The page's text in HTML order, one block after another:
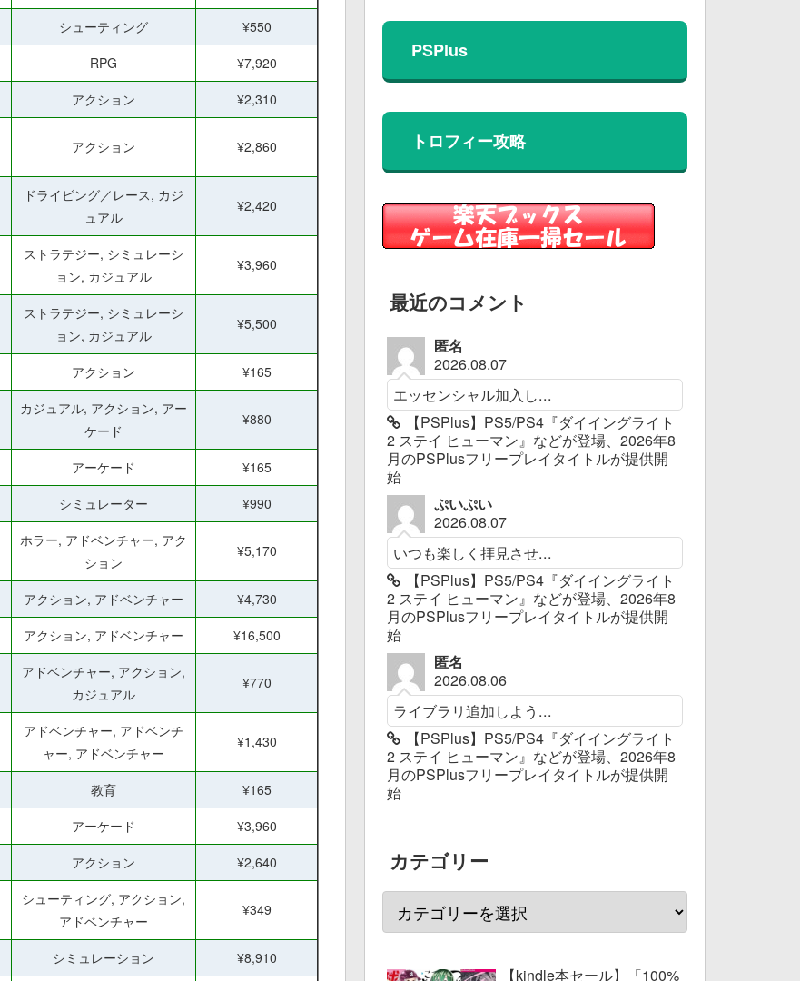
シューティング
¥550
RPG
¥7,920
アクション
¥2,310
アクション ¥2,860
ドライビング／レース, カジ
ュアル
¥2,420
ストラテジー, シミュレーシ
ョン, カジュアル
¥3,960
ストラテジー, シミュレーシ
ョン, カジュアル
¥5,500
アクション ¥165
カジュアル, アクション, アー
ケード
¥880
アーケード
¥165
シミュレーター ¥990
ホラー, アドベンチャー, アク
ション
¥5,170
アクション, アドベンチャー
¥4,730
アクション, アドベンチャー ¥16,500
アドベンチャー, アクション,
カジュアル
¥770
アドベンチャー, アドベンチ
ャー, アドベンチャー
¥1,430
教育
¥165
アーケード
¥3,960
アクション ¥2,640
シューティング, アクション,
アドベンチャー
¥349
シミュレーション ¥8,910
PSPlus
トロフィー攻略
最近のコメント
匿名
2026.08.07
エッセンシャル加入し...
【PSPlus】PS5/PS4『ダイイングライト
2 ステイ ヒューマン』などが登場、2026年8
月のPSPlusフリープレイタイトルが提供開
始
ぷいぷい
2026.08.07
いつも楽しく拝見させ...
【PSPlus】PS5/PS4『ダイイングライト
2 ステイ ヒューマン』などが登場、2026年8
月のPSPlusフリープレイタイトルが提供開
始
匿名
2026.08.06
ライブラリ追加しよう...
【PSPlus】PS5/PS4『ダイイングライト
2 ステイ ヒューマン』などが登場、2026年8
月のPSPlusフリープレイタイトルが提供開
始
カテゴリー
【kindle本セール】「100%